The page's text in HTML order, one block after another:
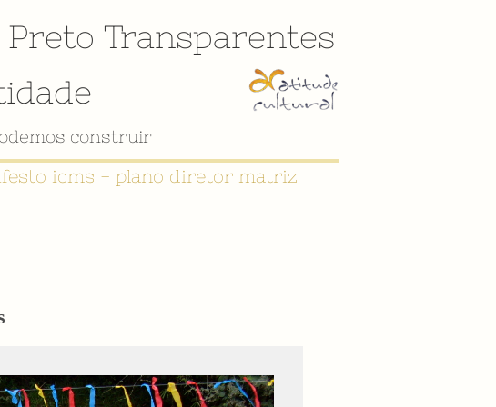
Transparentes
construir
icms - plano diretor matriz